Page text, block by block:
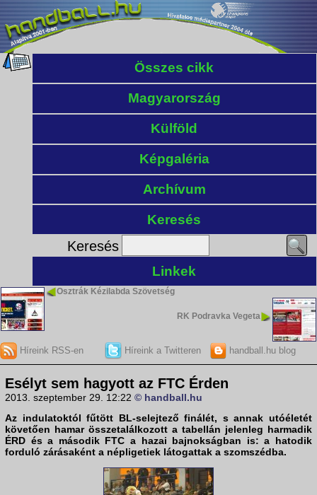
Összes cikk
Magyarország
Külföld
Képgaléria
Archívum
Keresés
Keresés
Linkek
Osztrák Kézilabda Szövetség
RK Podravka Vegeta
Híreink RSS-en Híreink a Twitteren handball.hu blog
Esélyt sem hagyott az FTC Érden
2013. szeptember 29. 12:22 © handball.hu
Az indulatoktól fűtött BL-selejtező finálét, s annak utóéletét
követően hamar összetalálkozott a tabellán jelenleg harmadik
ÉRD és a második FTC a hazai bajnokságban is: a hatodik
forduló zárásaként a népligetiek látogattak a szomszédba.